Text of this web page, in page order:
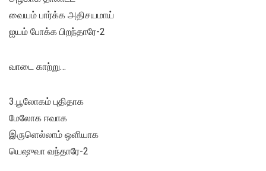
வையம் பார்க்க அதிசயமாய்
ஐயம் போக்க பிறந்தாரே-2
வாடை காற்று…
3.பூலோகம் புதிதாக
மேலோக ஈவாக
இருளெல்லாம் ஒளியாக
யெஷுவா வந்தாரே-2